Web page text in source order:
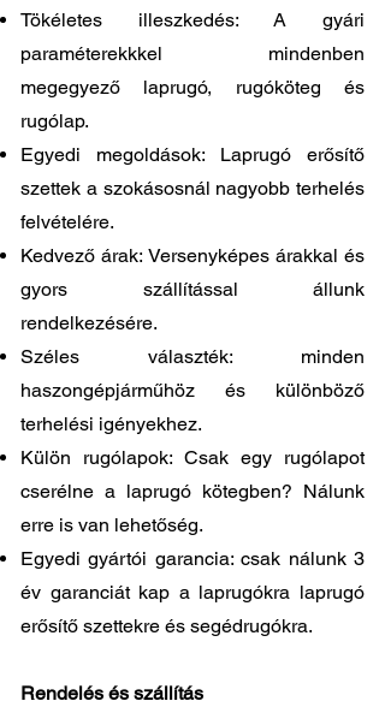
Tökéletes illeszkedés: A gyári
paraméterekkkel mindenben
megegyező laprugó, rugóköteg és
rugólap.
Egyedi megoldások: Laprugó erősítő
szettek a szokásosnál nagyobb terhelés
felvételére.
Kedvező árak: Versenyképes árakkal és
gyors szállítással állunk
rendelkezésére.
Széles választék: minden
haszongépjárműhöz és különböző
terhelési igényekhez.
Külön rugólapok: Csak egy rugólapot
cserélne a laprugó kötegben? Nálunk
erre is van lehetőség.
Egyedi gyártói garancia: csak nálunk 3
év garanciát kap a laprugókra laprugó
erősítő szettekre és segédrugókra.
Rendelés és szállítás